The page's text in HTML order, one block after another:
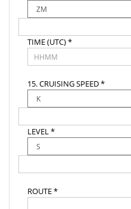
TIME (UTC) *
15. CRUISING SPEED *
LEVEL *
ROUTE *